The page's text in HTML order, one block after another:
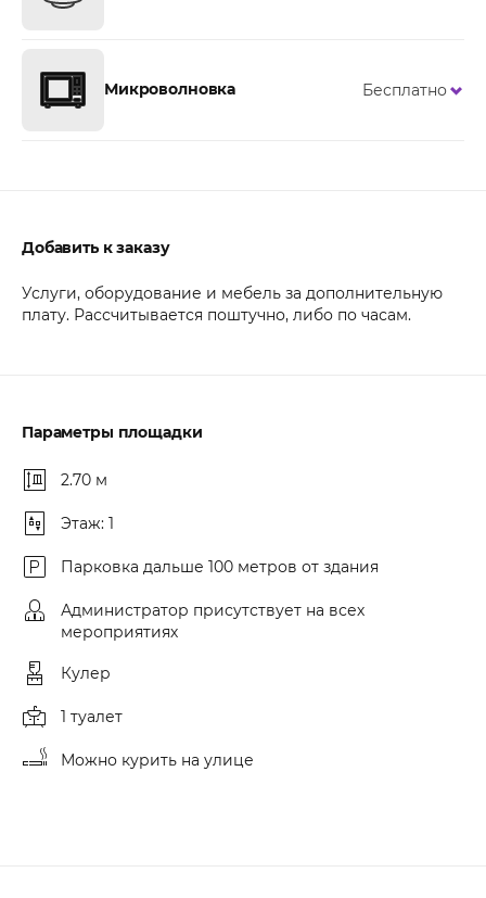
Микроволновка Бесплатно
Добавить к заказу
Услуги, оборудование и мебель за дополнительную
плату. Рассчитывается поштучно, либо по часам.
Параметры площадки
2.70 м
Этаж: 1
Парковка дальше 100 метров от здания
Администратор присутствует на всех
мероприятиях
Кулер
1 туалет
Можно курить на улице